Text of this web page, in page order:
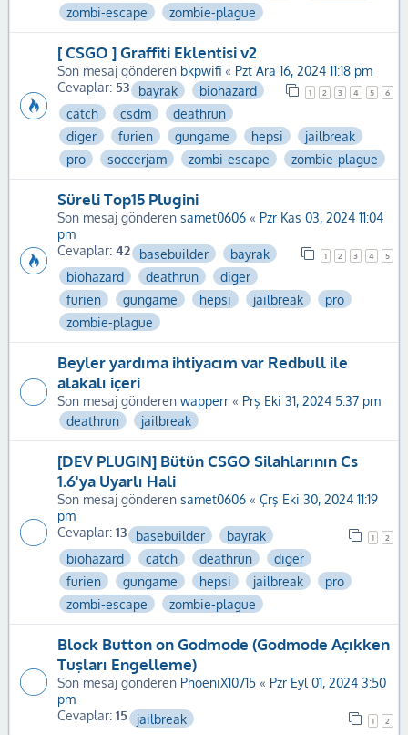
zombi-escape
zombie-plague
[ CSGO ] Graffiti Eklentisi v2
Son mesaj gönderen bkpwifi « Pzt Ara 16, 2024 11:18 pm
Cevaplar: 53 1 2 3 4 5 6
bayrak
biohazard
catch
csdm
deathrun
diger
furien gungame hepsi
jailbreak
pro
soccerjam zombi-escape zombie-plague
Süreli Top15 Plugini
Son mesaj gönderen samet0606 « Pzr Kas 03, 2024 11:04
pm
Cevaplar: 42 1 2 3 4 5
basebuilder
bayrak
biohazard
deathrun
diger
furien
gungame hepsi jailbreak
pro
zombie-plague
Beyler yardıma ihtiyacım var Redbull ile
alakalı içeri
Son mesaj gönderen wapperr « Prş Eki 31, 2024 5:37 pm
deathrun
jailbreak
[DEV PLUGIN] Bütün CSGO Silahlarının Cs
1.6'ya Uyarlı Hali
Son mesaj gönderen samet0606 « Çrş Eki 30, 2024 11:19
pm
Cevaplar: 13 1 2
basebuilder
bayrak
biohazard
catch deathrun
diger
furien
gungame hepsi jailbreak
pro
zombi-escape
zombie-plague
Block Button on Godmode (Godmode Açıkken
Tuşları Engelleme)
Son mesaj gönderen PhoeniX10715 « Pzr Eyl 01, 2024 3:50
pm
Cevaplar: 15 1 2
jailbreak